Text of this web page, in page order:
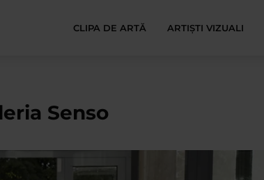
CLIPA DE ARTĂ ARTIȘTI VIZUALI
Senso